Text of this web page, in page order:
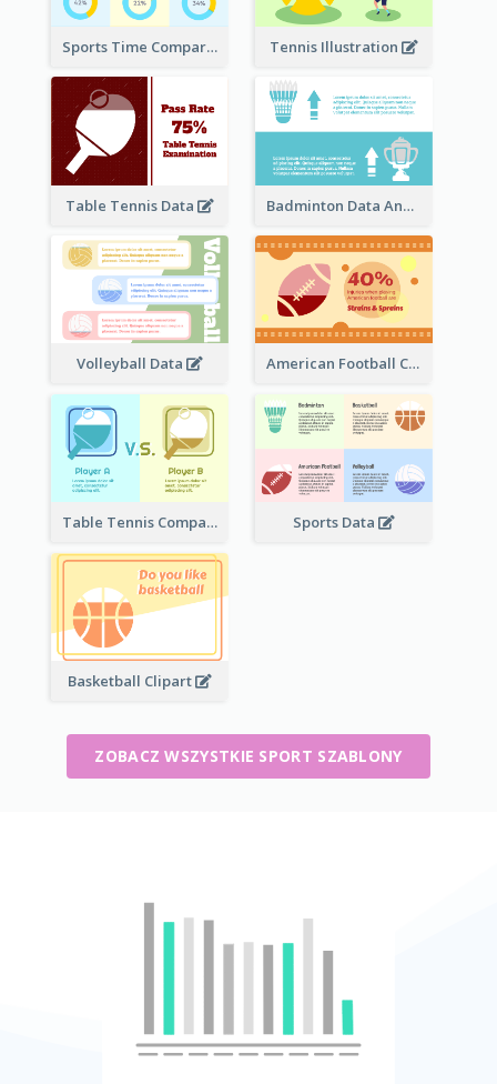
Sports Time Comparison Tennis Illustration
Table Tennis Data Badminton Data Analysis
Volleyball Data American Football Clipart
Table Tennis Comparison Sports Data
Basketball Clipart
ZOBACZ WSZYSTKIE SPORT SZABLONY